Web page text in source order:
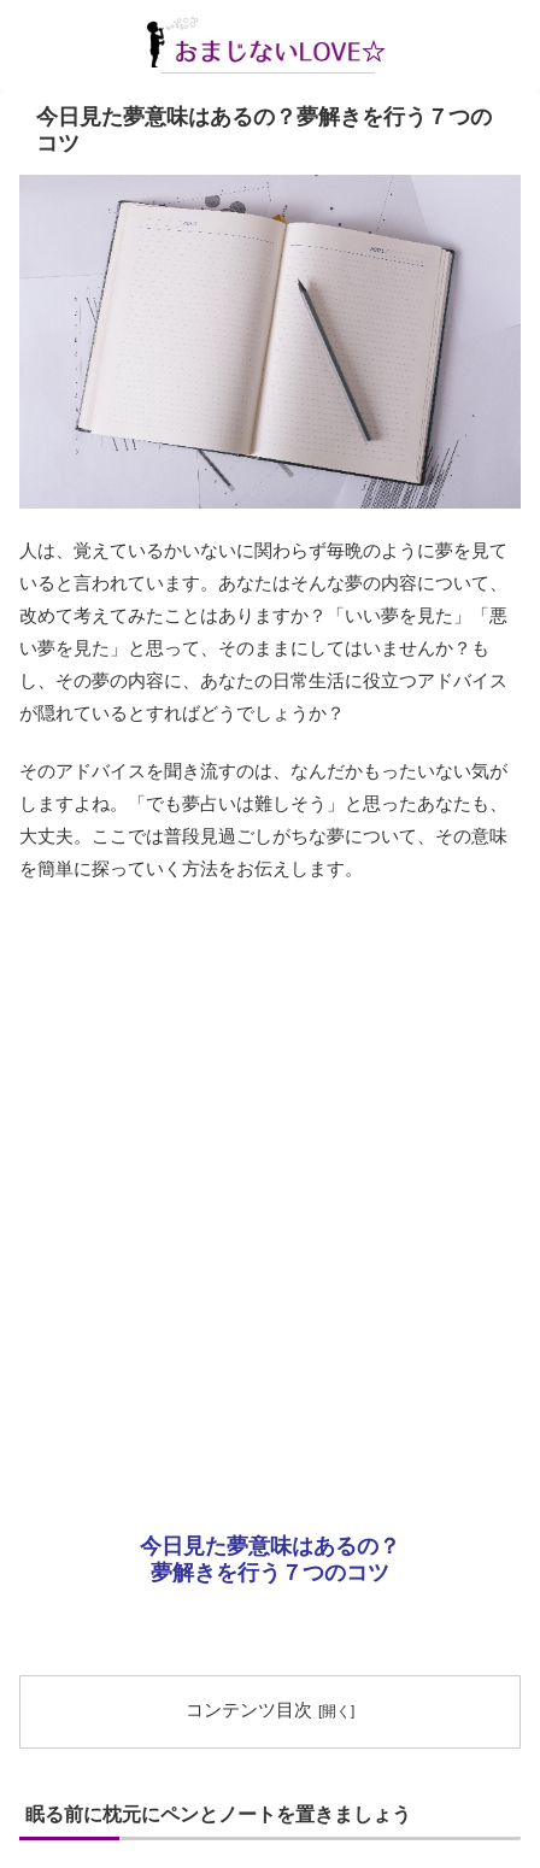
今日見た夢意味はあるの？夢解きを行う７つの
コツ
人は、覚えているかいないに関わらず毎晩のように夢を見て
いると言われています。あなたはそんな夢の内容について、
改めて考えてみたことはありますか？「いい夢を見た」「悪
い夢を見た」と思って、そのままにしてはいませんか？も
し、その夢の内容に、あなたの日常生活に役立つアドバイス
が隠れているとすればどうでしょうか？
そのアドバイスを聞き流すのは、なんだかもったいない気が
しますよね。「でも夢占いは難しそう」と思ったあなたも、
大丈夫。ここでは普段見過ごしがちな夢について、その意味
を簡単に探っていく方法をお伝えします。
今日見た夢意味はあるの？
夢解きを行う７つのコツ
コンテンツ目次
眠る前に枕元にペンとノートを置きましょう